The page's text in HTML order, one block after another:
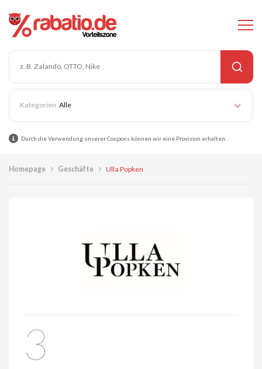
Alle
Durch die Verwendung unserer Coupons können wir eine Provision erhalten.
Homepage Geschäfte Ulla Popken
3